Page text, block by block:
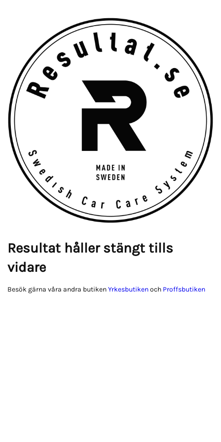
Resultat håller stängt tills
vidare
Besök gärna våra andra butikenYrkesbutikenoch Proffsbutiken